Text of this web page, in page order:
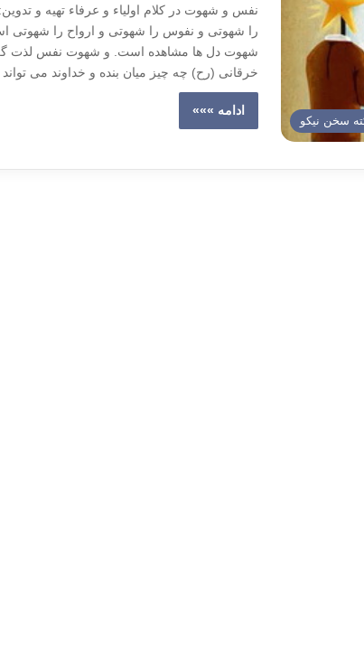
نفس و شهوت در کلام اولیاء و عرفاء تهیه و
را شهوتی و نفوس را شهوتی و ارواح را
شهوت دل ها مشاهده است. و شهوت نفس لذت
خرقانی (رح) چه چیز میان بنده و خداوند می
ادامه »»»